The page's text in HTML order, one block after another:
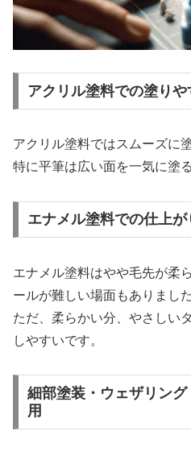
アクリル塗料での塗りや
アクリル塗料ではスムーズに
特に平筆は広い面を一気に塗
エナメル塗料での仕上が
エナメル塗料はやや毛先が柔
ールが難しい場面もありました
ただ、柔らかい分、やさしい
しやすいです。
細部塗装・ウェザリン
用